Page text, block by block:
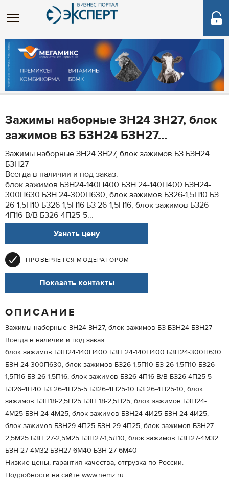
Зажимы наборные ЗН24 ЗН27, блок
зажимов БЗ БЗН24 БЗН27...
Зажимы наборные ЗН24 ЗН27, блок зажимов БЗ БЗН24
БЗН27
Всегда в наличии и под заказ:
блок зажимов БЗН24-140П400 БЗН 24-140П400 БЗН24-
300П630 БЗН 24-300П630, блок зажимов БЗ26-1,5П10 БЗ
26-1,5П10 БЗ26-1,5П16 БЗ 26-1,5П16, блок зажимов БЗ26-
4П16-В/В БЗ26-4П25-5...
Узнать цену
ПРОВЕРЯЕТСЯ МОДЕРАТОРОМ
Показать контакты
ОПИСАНИЕ
Зажимы наборные ЗН24 ЗН27, блок зажимов БЗ БЗН24 БЗН27
Всегда в наличии и под заказ:
блок зажимов БЗН24-140П400 БЗН 24-140П400 БЗН24-300П630
БЗН 24-300П630, блок зажимов БЗ26-1,5П10 БЗ 26-1,5П10 БЗ26-
1,5П16 БЗ 26-1,5П16, блок зажимов БЗ26-4П16-В/В БЗ26-4П25-5
БЗ26-4П40 БЗ 26-4П25-5 БЗ26-4П25-10 БЗ 26-4П25-10, блок
зажимов БЗН18-2,5П25 БЗН 18-2,5П25, блок зажимов БЗН24-
4М25 БЗН 24-4М25, блок зажимов БЗН24-4И25 БЗН 24-4И25,
блок зажимов БЗН29-4П25 БЗН 29-4П25, блок зажимов БЗН27-
2,5М25 БЗН 27-2,5М25 БЗН27-1,5Л10, блок зажимов БЗН27-4М32
БЗН 27-4М32 БЗН27-6М40 БЗН 27-6М40
Низкие цены, гарантия качества, отгрузка по России.
Подробности на сайте www.nemz.ru.